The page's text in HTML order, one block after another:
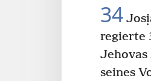
34
regierte
Jehovas
seines